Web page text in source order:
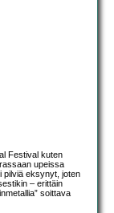
Festival kuten
upeissa
pilviä eksynyt, joten
– erittäin
soittava